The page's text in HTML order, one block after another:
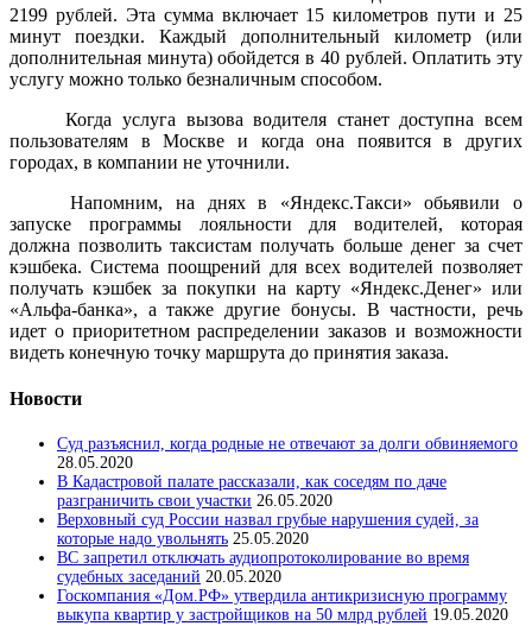
2199 рублей. Эта сумма включает 15 километров пути и 25
минут поездки. Каждый дополнительный километр (или
дополнительная минута) обойдется в 40 рублей. Оплатить эту
услугу можно только безналичным способом.
Когда услуга вызова водителя станет доступна всем
пользователям в Москве и когда она появится в других
городах, в компании не уточнили.
Напомним, на днях в «Яндекс.Такси» обьявили о
запуске программы лояльности для водителей, которая
должна позволить таксистам получать больше денег за счет
кэшбека. Система поощрений для всех водителей позволяет
получать кэшбек за покупки на карту «Яндекс.Денег» или
«Альфа-банка», а также другие бонусы. В частности, речь
идет о приоритетном распределении заказов и возможности
видеть конечную точку маршрута до принятия заказа.
Новости
Суд разъяснил, когда родные не отвечают за долги обвиняемого
28.05.2020
В Кадастровой палате рассказали, как соседям по даче
разграничить свои участки 26.05.2020
Верховный суд России назвал грубые нарушения судей, за
которые надо увольнять 25.05.2020
ВС запретил отключать аудиопротоколирование во время
судебных заседаний 20.05.2020
Госкомпания «Дом.РФ» утвердила антикризисную программу
выкупа квартир у застройщиков на 50 млрд рублей 19.05.2020